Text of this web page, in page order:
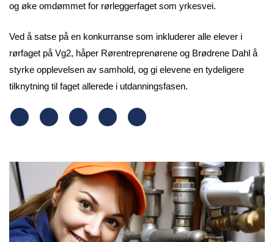
og øke omdømmet for rørleggerfaget som yrkesvei.
Ved å satse på en konkurranse som inkluderer alle elever i
rørfaget på Vg2, håper Rørentreprenørene og Brødrene Dahl å
styrke opplevelsen av samhold, og gi elevene en tydeligere
tilknytning til faget allerede i utdanningsfasen.